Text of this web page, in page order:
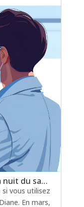
Changement d’heure dans la nuit du samedi 28 au dimanche 29 mars 2026
vous utilisez
En mars,